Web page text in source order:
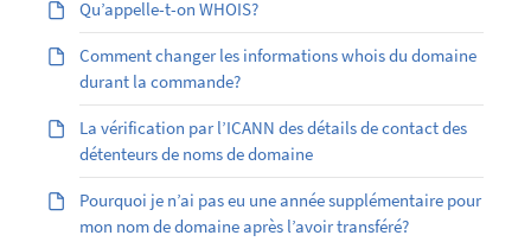
Qu’appelle-t-on WHOIS?
Comment changer les informations whois du domaine
durant la commande?
La vérification par l’ICANN des détails de contact des
détenteurs de noms de domaine
Pourquoi je n’ai pas eu une année supplémentaire pour
mon nom de domaine après l’avoir transféré?